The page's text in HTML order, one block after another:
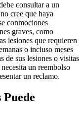
consultar a un
cree que haya
conmociones
graves, como
lesiones que requieren
o incluso meses
de sus lesiones o visitas
un reembolso
un reclamo.